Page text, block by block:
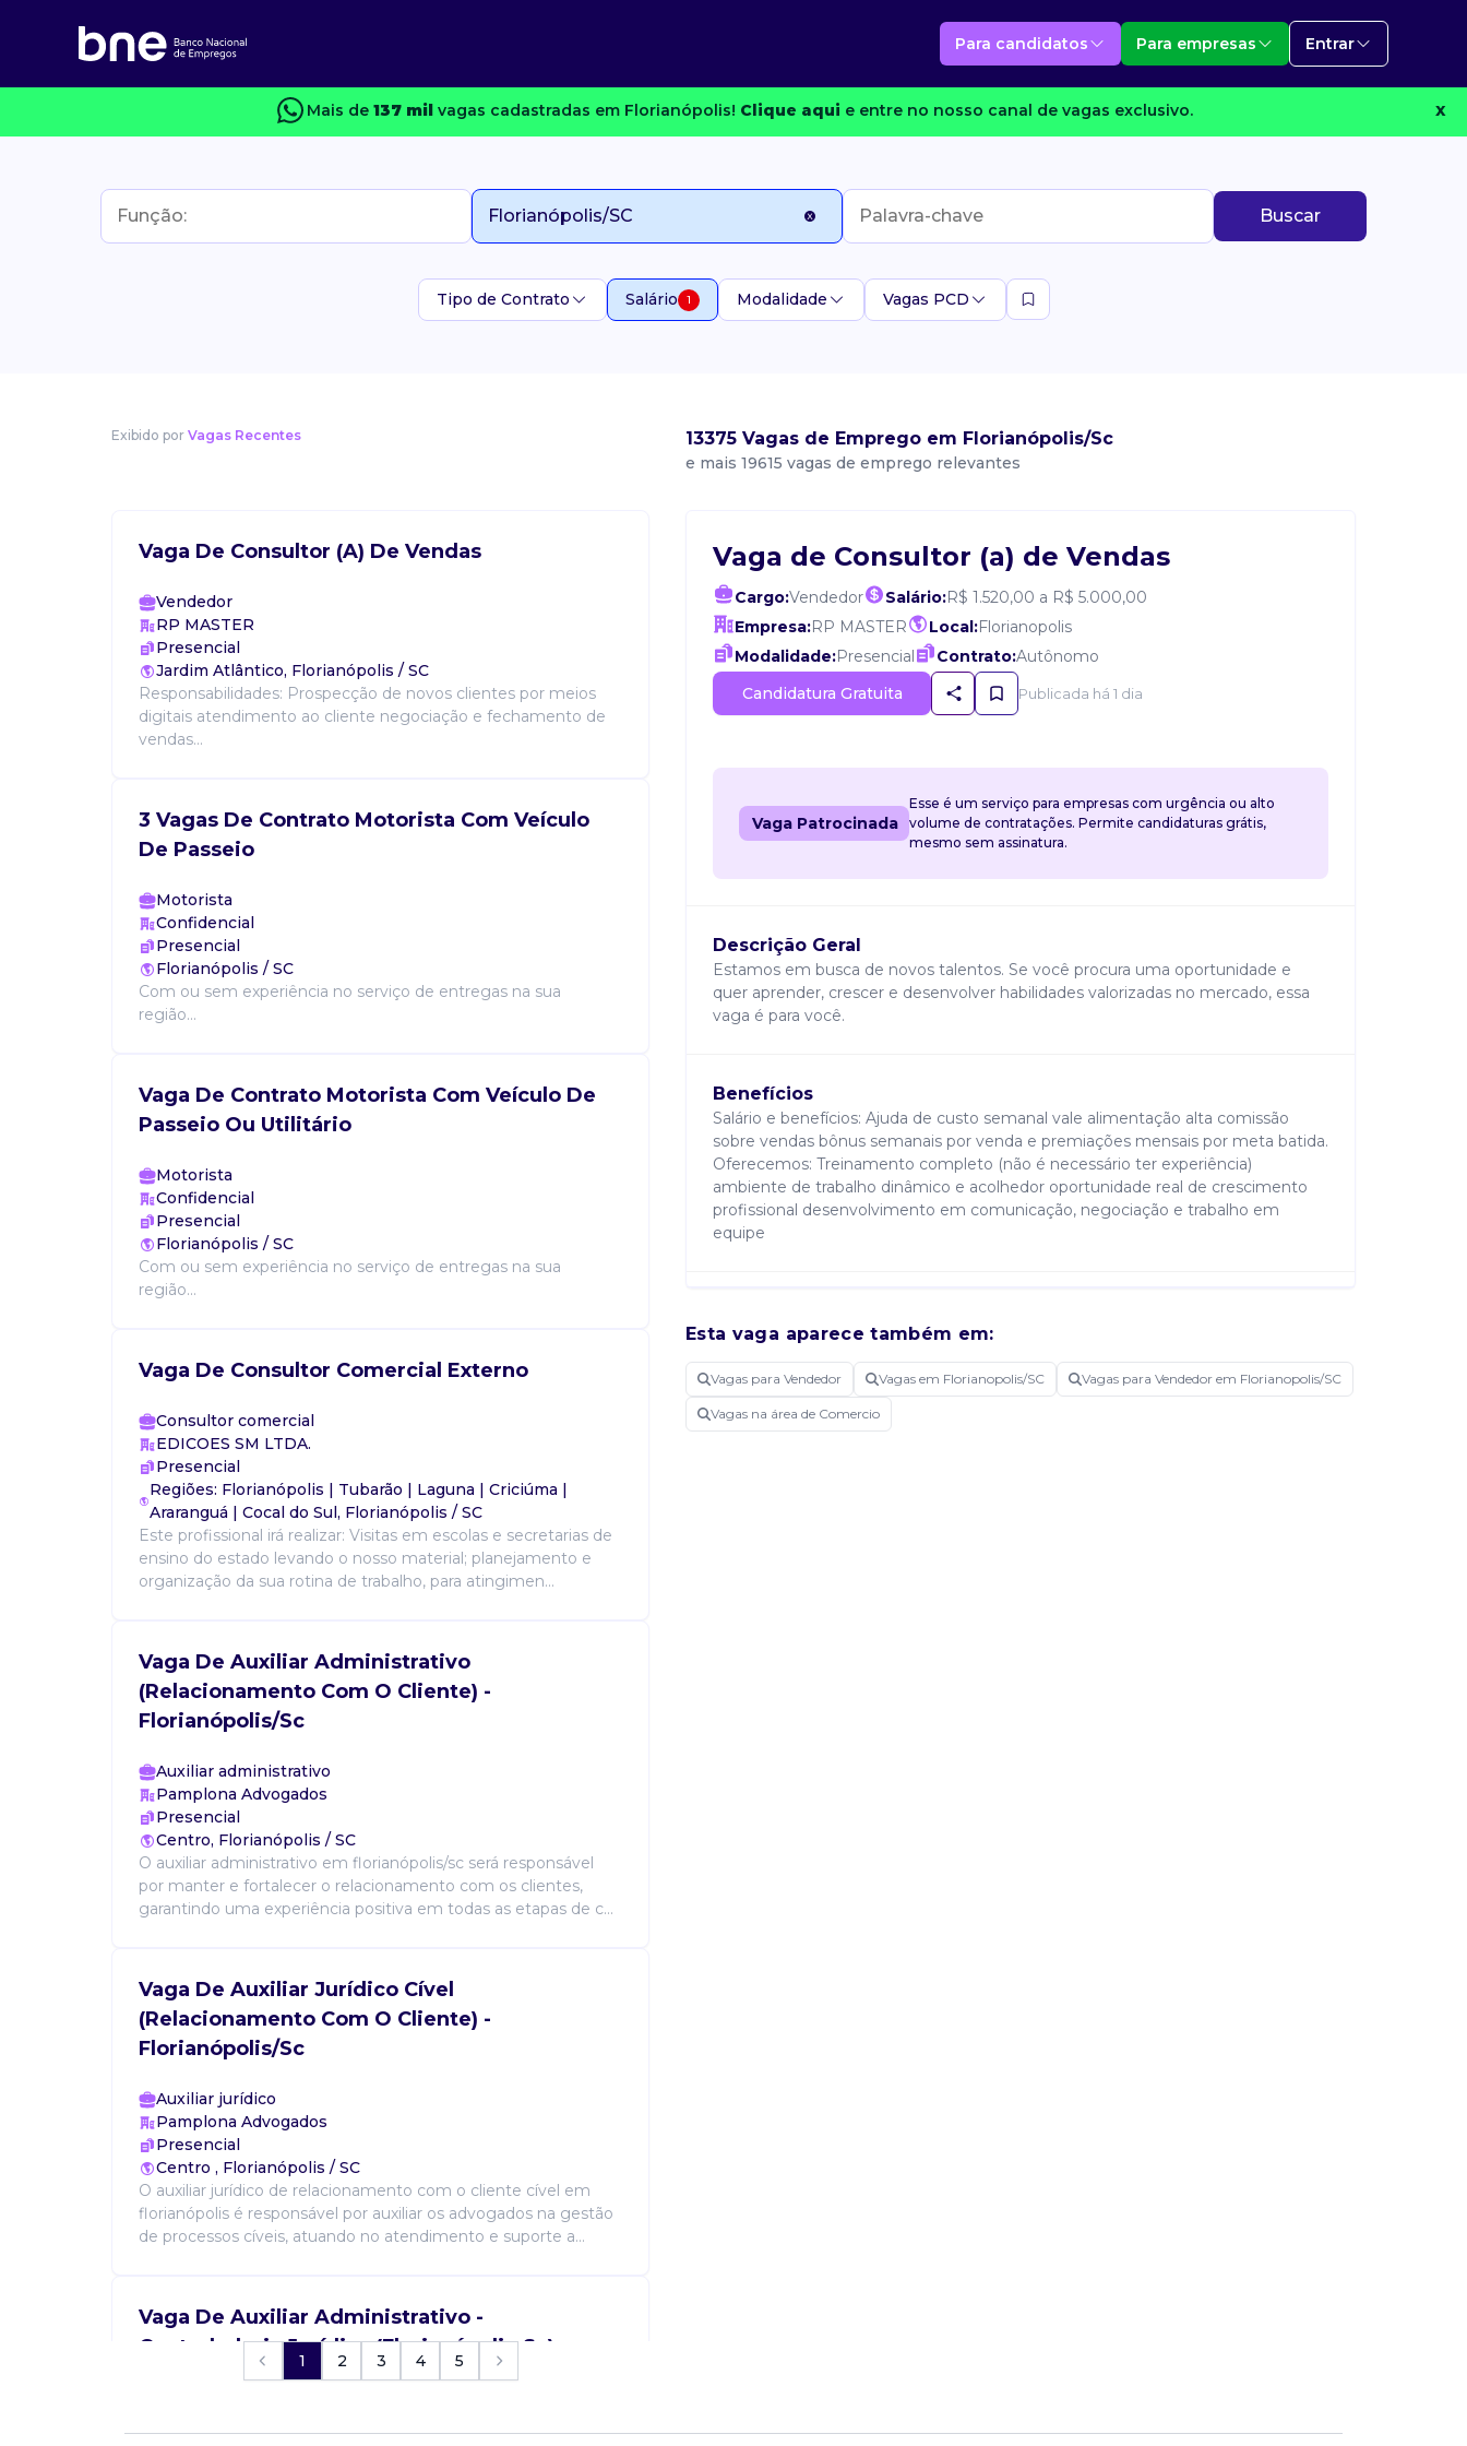
Para candidatos Para empresas Entrar
Mais de 137 mil vagas cadastradas em Florianópolis! Clique aqui e entre no nosso canal de vagas exclusivo. X
Buscar
Tipo de Contrato Salário 1 Modalidade Vagas PCD
Exibido por Vagas Recentes 13375 Vagas de Emprego em Florianópolis/Sc
e mais 19615 vagas de emprego relevantes
Vaga De Consultor (A) De Vendas
Vendedor
RP MASTER
Presencial
Jardim Atlântico, Florianópolis / SC
Responsabilidades: Prospecção de novos clientes por meios
digitais atendimento ao cliente negociação e fechamento de
vendas...
3 Vagas De Contrato Motorista Com Veículo
De Passeio
Motorista
Confidencial
Presencial
Florianópolis / SC
Com ou sem experiência no serviço de entregas na sua
região...
Vaga De Contrato Motorista Com Veículo De
Passeio Ou Utilitário
Motorista
Confidencial
Presencial
Florianópolis / SC
Com ou sem experiência no serviço de entregas na sua
região...
Vaga De Consultor Comercial Externo
Consultor comercial
EDICOES SM LTDA.
Presencial
Regiões: Florianópolis | Tubarão | Laguna | Criciúma |
Araranguá | Cocal do Sul, Florianópolis / SC
Este profissional irá realizar: Visitas em escolas e secretarias de
ensino do estado levando o nosso material; planejamento e
organização da sua rotina de trabalho, para atingimen...
Vaga De Auxiliar Administrativo
(Relacionamento Com O Cliente) -
Florianópolis/Sc
Auxiliar administrativo
Pamplona Advogados
Presencial
Centro, Florianópolis / SC
O auxiliar administrativo em florianópolis/sc será responsável
por manter e fortalecer o relacionamento com os clientes,
garantindo uma experiência positiva em todas as etapas de c...
Vaga De Auxiliar Jurídico Cível
(Relacionamento Com O Cliente) -
Florianópolis/Sc
Auxiliar jurídico
Pamplona Advogados
Presencial
Centro , Florianópolis / SC
O auxiliar jurídico de relacionamento com o cliente cível em
florianópolis é responsável por auxiliar os advogados na gestão
de processos cíveis, atuando no atendimento e suporte a...
Vaga De Auxiliar Administrativo -
Controladoria Jurídica (Florianópolis-Sc)
1 2 3 4 5
Vaga de Consultor (a) de Vendas
Cargo:Vendedor Salário:R$ 1.520,00 a R$ 5.000,00
Empresa:RP MASTER Local:Florianopolis
Modalidade:Presencial Contrato:Autônomo
Candidatura Gratuita
Publicada há 1 dia
Vaga Patrocinada
Esse é um serviço para empresas com urgência ou alto
volume de contratações. Permite candidaturas grátis,
mesmo sem assinatura.
Descrição Geral
Estamos em busca de novos talentos. Se você procura uma oportunidade e
quer aprender, crescer e desenvolver habilidades valorizadas no mercado, essa
vaga é para você.
Benefícios
Salário e benefícios: Ajuda de custo semanal vale alimentação alta comissão
sobre vendas bônus semanais por venda e premiações mensais por meta batida.
Oferecemos: Treinamento completo (não é necessário ter experiência)
ambiente de trabalho dinâmico e acolhedor oportunidade real de crescimento
profissional desenvolvimento em comunicação, negociação e trabalho em
equipe
Buscamos: Pessoas proativas e responsáveis boa comunicação e disposição para
aprender interesse pela área comercial e atendimento ao cliente
comprometimento com metas e resultados ter fácil acesso ao bairro jardim
atlântico
Esta vaga aparece também em:
Vagas para Vendedor Vagas em Florianopolis/SC Vagas para Vendedor em Florianopolis/SC
Vagas na área de Comercio